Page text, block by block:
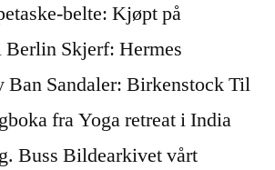
belte: Kjøpt på
Berlin Skjerf: Hermes
Ban Sandaler: Birkenstock Til
fra Yoga retreat i India
Buss Bildearkivet vårt